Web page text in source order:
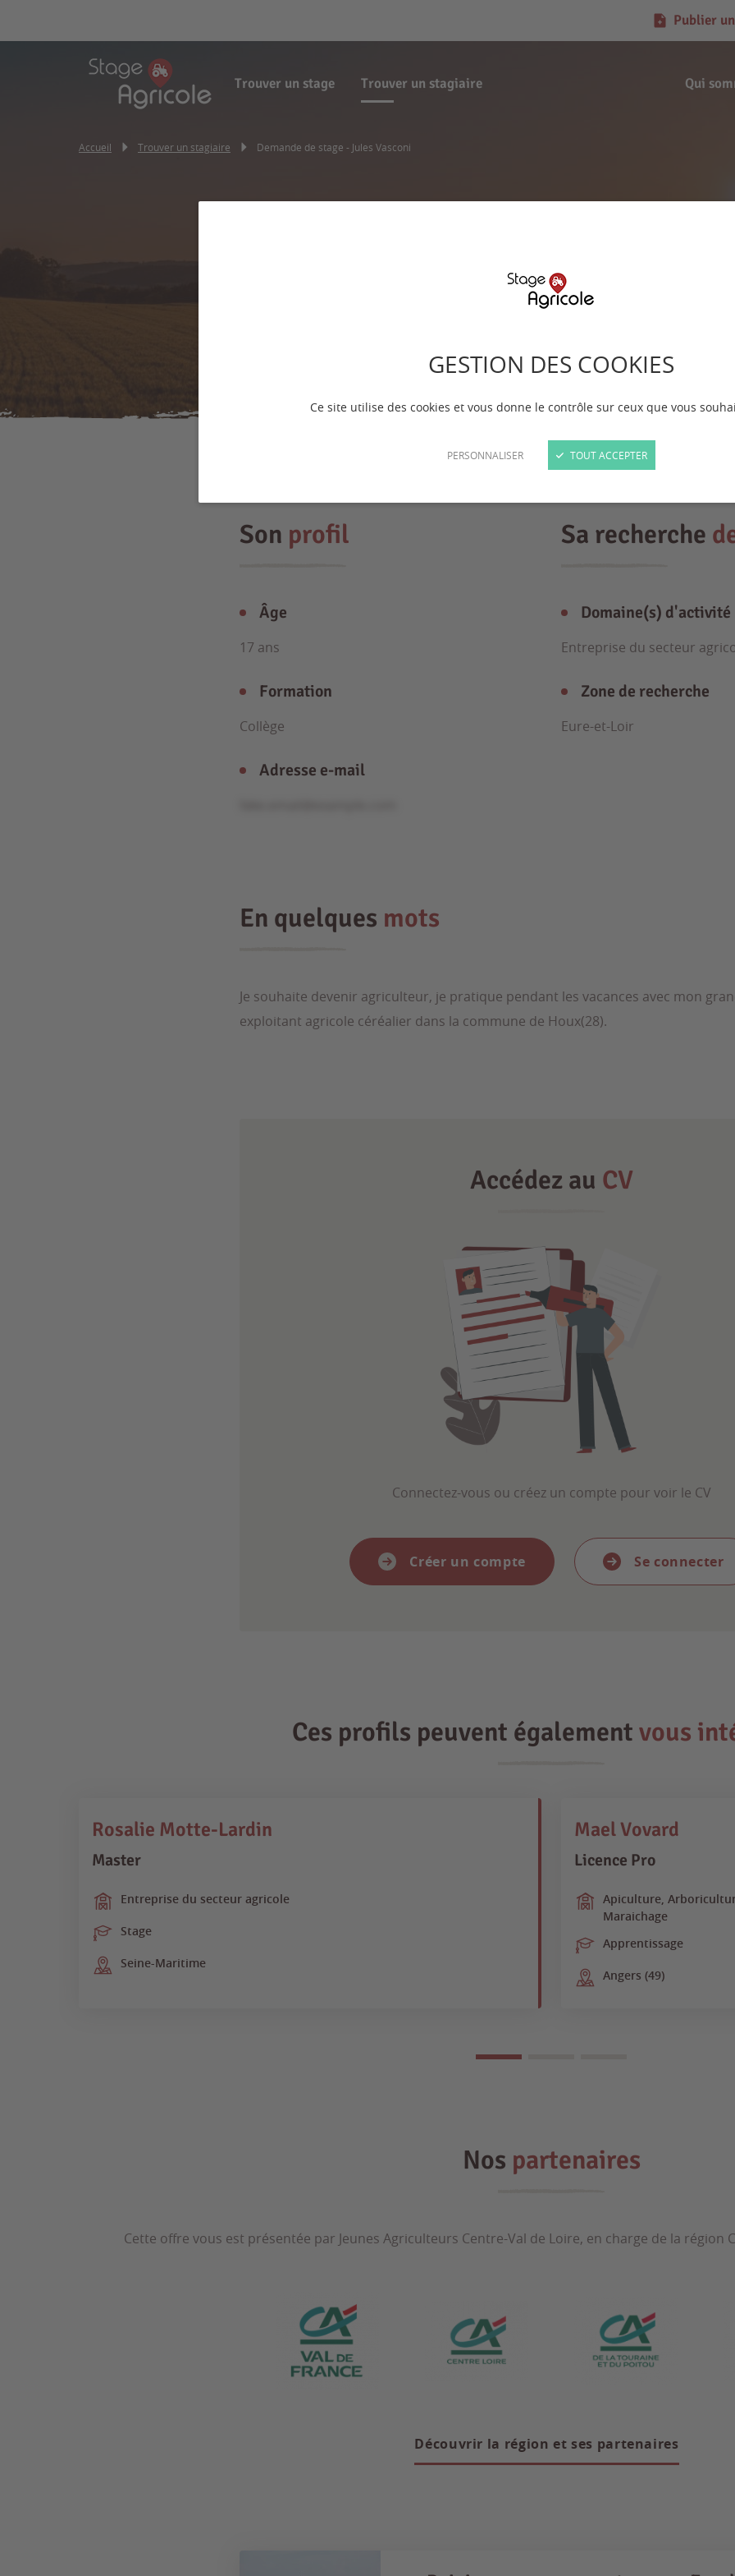
GESTION DES COOKIES
Ce site utilise des cookies et vous donne le contrôle sur ceux que vous
PERSONNALISER TOUT ACCEPTER
Trouver un stage Trouver un stagiaire Qui
Publier
Accueil Trouver un stagiaire Demande de stage - Jules Vasconi
Jules Vasconi
Son profil
Âge
17 ans
Formation
Collège
Adresse e-mail
Sa recherche
Domaine(s) d'activité
Entreprise du secteur
Zone de recherche
Eure-et-Loir
En quelques mots
Je souhaite devenir agriculteur, je pratique pendant les vacances avec mon
exploitant agricole céréalier dans la commune de Houx(28).
Accédez au CV
Connectez-vous ou créez un compte pour voir le CV
Créer un compte Se connecter
Ces profils peuvent également vous
Rosalie Motte-Lardin
Master
Entreprise du secteur agricole
Stage
Seine-Maritime
Mael Vovard
Licence Pro
Apiculture,
Maraichage
Apprentissage
Angers (49)
Nos partenaires
Cette offre vous est présentée par Jeunes Agriculteurs Centre-Val de Loire, en charge de la région
Découvrir la région et ses partenaires